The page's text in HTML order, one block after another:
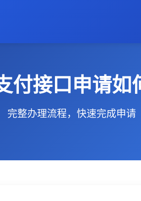
付接口申请如
完整办理流程，快速完成申请